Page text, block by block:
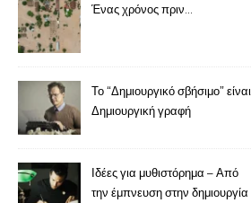
Ένας χρόνος πριν…
Το “Δημιουργικό σβήσιμο” είναι
Δημιουργική γραφή
Ιδέες για μυθιστόρημα – Από
την έμπνευση στην δημιουργία